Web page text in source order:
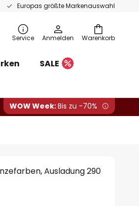
Europas größte Markenauswahl
Warenkorb
Service Anmelden
SALE
WOW Week:Bis zu -70%
Ausladung 290